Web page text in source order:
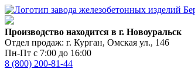
Производство находится в г. Новоуральск
Отдел продаж: г. Курган, Омская ул., 146
Пн-Пт с 7:00 до 16:00
8 (800) 200-81-44